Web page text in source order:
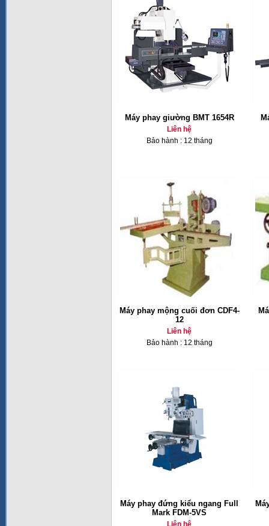
Máy phay giường BMT 1654R
Liên hệ
Bảo hành : 12 tháng
Máy phay mộng cuối đơn CDF4-
12
Liên hệ
Bảo hành : 12 tháng
Máy phay đứng kiểu ngang Full
Mark FDM-5VS
Liên hệ